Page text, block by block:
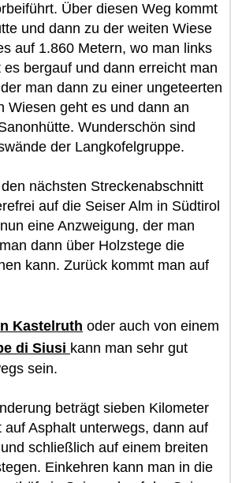
Über diesen Weg kommt
und dann zu der weiten Wiese
auf 1.860 Metern, wo man links
bergauf und dann erreicht man
man dann zu einer ungeteerten
Wiesen geht es und dann an
Wunderschön sind
der Langkofelgruppe.
nächsten Streckenabschnitt
auf die Seiser Alm in Südtirol
eine Anzweigung, der man
dann über Holzstege die
kann. Zurück kommt man auf
Kastelruth oder auch von einem
di Siusi kann man sehr gut
sein.
beträgt sieben Kilometer
auf Asphalt unterwegs, dann auf
schließlich auf einem breiten
Einkehren kann man in die